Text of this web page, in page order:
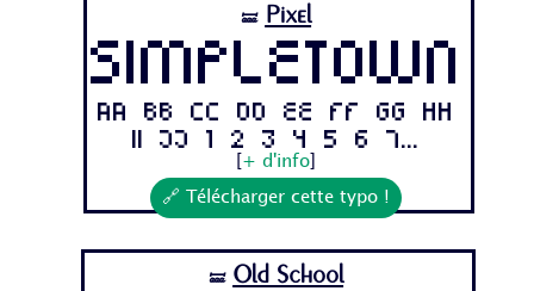
🝛 Pixel
Simpletown
Aa Bb Cc Dd Ee Ff Gg Hh
Ii Jj 1 2 3 4 5 6 7...
+ d'info
🔗 Télécharger cette typo !
🝛 Old School